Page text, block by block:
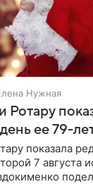
Нужная
Ротару
ее 79-
показала
7 августа